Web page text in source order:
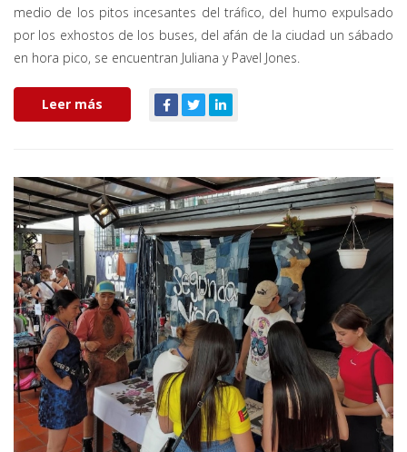
medio de los pitos incesantes del tráfico, del humo expulsado
por los exhostos de los buses, del afán de la ciudad un sábado
en hora pico, se encuentran Juliana y Pavel Jones.
Leer más